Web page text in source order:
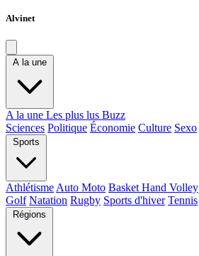
Alvinet
A la une
A la une Les plus lus Buzz
Sciences Politique Économie Culture Sexo
Sports
Athlétisme Auto Moto Basket Hand Volley
Golf Natation Rugby Sports d'hiver Tennis
Régions